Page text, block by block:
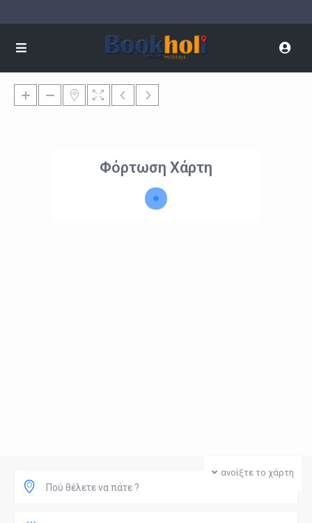
Φόρτωση Χάρτη
ανοίξτε το χάρτη
Πού θέλετε να πάτε ?